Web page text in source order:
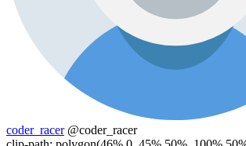
coder_racer @coder_racer